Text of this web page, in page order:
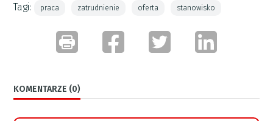
Tagi: praca zatrudnienie oferta stanowisko
KOMENTARZE (0)